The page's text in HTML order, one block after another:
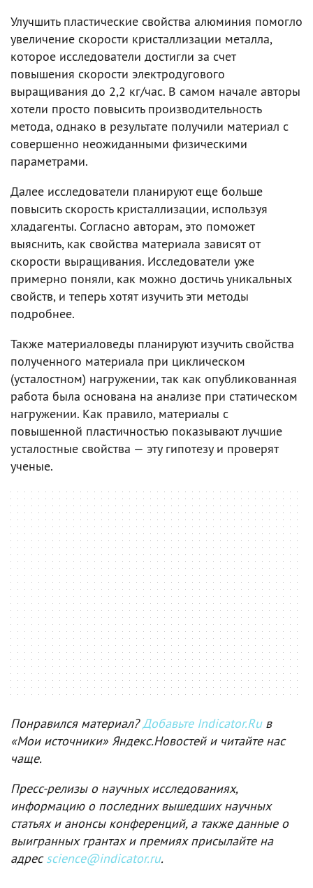
Улучшить пластические свойства алюминия помогло
увеличение скорости кристаллизации металла,
которое исследователи достигли за счет
повышения скорости электродугового
выращивания до 2,2 кг/час. В самом начале авторы
хотели просто повысить производительность
метода, однако в результате получили материал с
совершенно неожиданными физическими
параметрами.
Далее исследователи планируют еще больше
повысить скорость кристаллизации, используя
хладагенты. Согласно авторам, это поможет
выяснить, как свойства материала зависят от
скорости выращивания. Исследователи уже
примерно поняли, как можно достичь уникальных
свойств, и теперь хотят изучить эти методы
подробнее.
Также материаловеды планируют изучить свойства
полученного материала при циклическом
(усталостном) нагружении, так как опубликованная
работа была основана на анализе при статическом
нагружении. Как правило, материалы с
повышенной пластичностью показывают лучшие
усталостные свойства — эту гипотезу и проверят
ученые.
Понравился материал?Добавьте Indicator.Ruв
«Мои источники» Яндекс.Новостей и читайте нас
чаще.
Пресс-релизы о научных исследованиях,
информацию о последних вышедших научных
статьях и анонсы конференций, а также данные о
выигранных грантах и премиях присылайте на
адресscience@indicator.ru.